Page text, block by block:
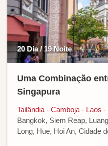
20 Dia / 19 Noite
Uma Combinação
Singapura
Tailândia - Camboja - Laos
Bangkok, Siem Reap,
Long, Hue, Hoi An, Cidade